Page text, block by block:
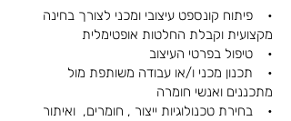
• פיתוח קונספט עיצובי ומכני לצורך בחינה
מקצועית וקבלת החלטות אופטימלית
• טיפול בפרטי העיצוב
• תכנון מכני ו/או עבודה משותפת מול
מתכננים ואנשי חומרה
• בחירת טכנולוגיות ייצור , חומרים, ואיתור